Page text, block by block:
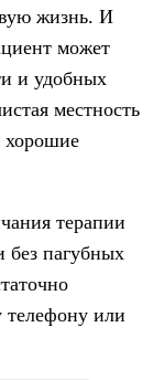
жизнь. И
может
и удобных
местность
хорошие
терапии
без пагубных
телефону или